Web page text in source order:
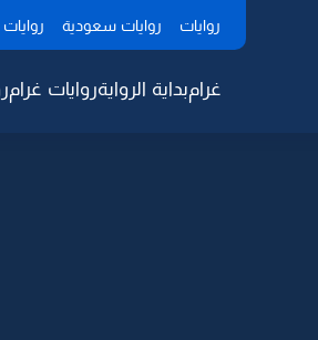
روايات روايات سعودية
غرامبداية الروايةروايات غرام